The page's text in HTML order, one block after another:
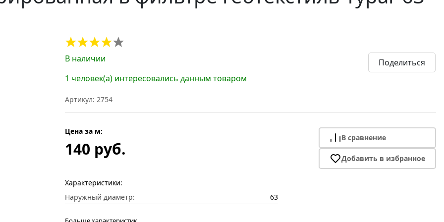
В наличии
Поделиться
1 человек(а) интересовались данным товаром
Артикул: 2754
Цена за м:
140 руб.
В сравнение
Добавить в избранное
Характеристики:
Наружный диаметр:
63